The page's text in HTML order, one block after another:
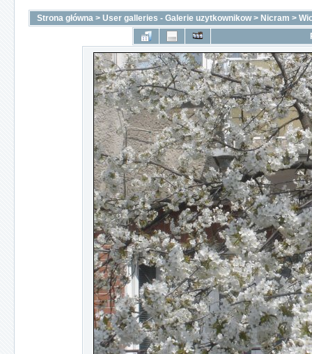
Strona główna > User galleries - Galerie uzytkownikow> Nicram >